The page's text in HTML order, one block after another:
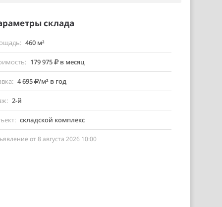
склада
460 м²
179 975 в месяц
4 695 /м² в год
2-й
складской комплекс
от 8 августа 2026 10:00